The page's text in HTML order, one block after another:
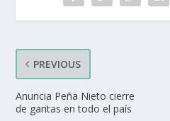
PREVIOUS
Anuncia Peña Nieto cierre
de garitas en todo el país